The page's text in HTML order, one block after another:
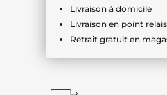
Livraison à domicile
Livraison en point relais
Retrait gratuit en